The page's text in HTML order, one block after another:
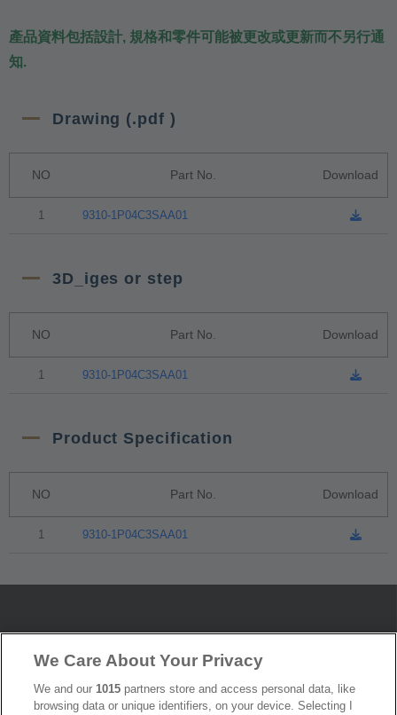
產品資料包括設計, 規格和零件可能被更改或更新而不另行通
知.
Drawing (.pdf )
NO Part No. Download
1 9310-1P04C3SAA01
3D_iges or step
NO Part No. Download
1 9310-1P04C3SAA01
Product Specification
NO Part No. Download
1 9310-1P04C3SAA01
展覽訊息
加入郵件列表
常見問題
We Care About Your Privacy
We and our1015 partners store and access personal data, like
browsing data or unique identifiers, on your device. Selecting I